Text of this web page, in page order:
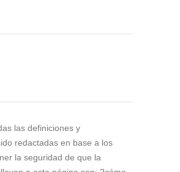
las definiciones y
redactadas en base a los
la seguridad de que la